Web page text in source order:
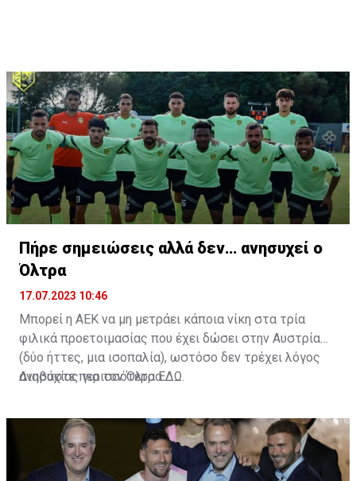
Πήρε σημειώσεις αλλά δεν… ανησυχεί ο
Όλτρα
17.07.2023 10:46
Μπορεί η ΑΕΚ να μη μετράει κάποια νίκη στα τρία
φιλικά προετοιμασίας που έχει δώσει στην Αυστρία
(δύο ήττες, μια ισοπαλία), ωστόσο δεν τρέχει λόγος
ανησυχίας για τον Όλτρα.
Διαβάστε περισσότεραΕΔΩ